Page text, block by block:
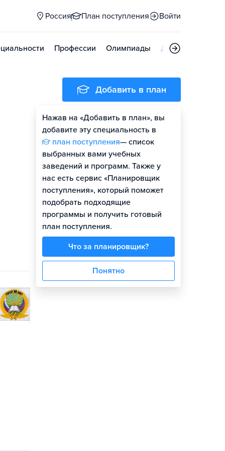
Россия План поступления Войти
Профессии Олимпиады Дни открытых
Добавить в план
Нажав на «Добавить в план», вы
добавите эту специальность в
план поступления— список
выбранных вами учебных
заведений и программ. Также у
нас есть сервис «Планировщик
поступления», который поможет
подобрать подходящие
программы и получить готовый
план поступления.
Что за планировщик?
Понятно